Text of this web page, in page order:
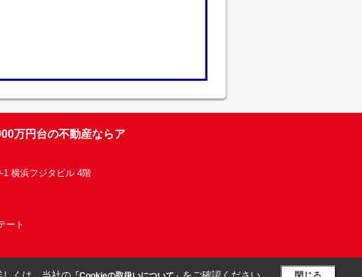
万円台の不動産ならア
1 横浜フジタビル 4階
ート
閉じる